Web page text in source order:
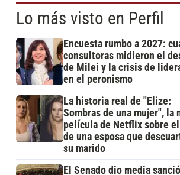
Lo más visto en Perfil
Encuesta rumbo a 2027:
consultoras midieron el
de Milei y la crisis de
en el peronismo
La historia real de "Elize:
Sombras de una mujer", la
película de Netflix sobre el
de una esposa que
su marido
El Senado dio media